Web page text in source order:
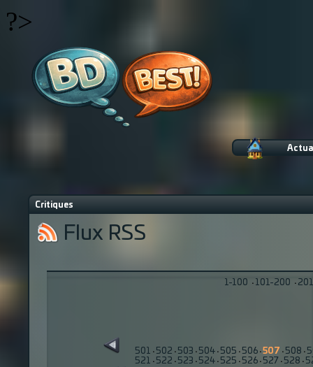
?>
Critiques
Flux RSS
1-100 · 101-200 ·
501 · 502 · 503 · 504 · 505 · 506 · 507 · 508 ·
521
· 522 · 523 · 524 · 525 · 526 · 527 · 528 ·